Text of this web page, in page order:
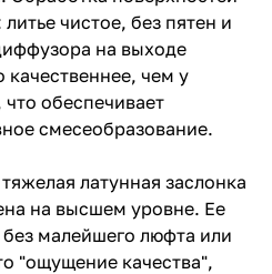
чистое, без пятен и
на выходе
качественнее, чем у
обеспечивает
смесеобразование.
латунная заслонка
на высшем уровне. Ее
малейшего люфта или
"ощущение качества",